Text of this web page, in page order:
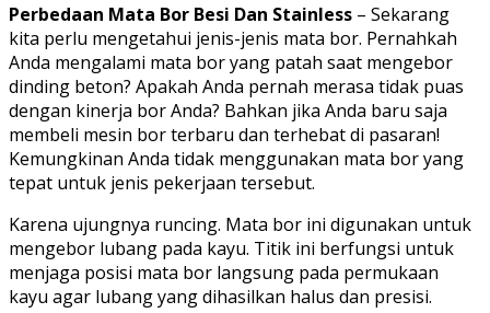
Perbedaan Mata Bor Besi Dan Stainless – Sekarang
kita perlu mengetahui jenis-jenis mata bor. Pernahkah
Anda mengalami mata bor yang patah saat mengebor
dinding beton? Apakah Anda pernah merasa tidak puas
dengan kinerja bor Anda? Bahkan jika Anda baru saja
membeli mesin bor terbaru dan terhebat di pasaran!
Kemungkinan Anda tidak menggunakan mata bor yang
tepat untuk jenis pekerjaan tersebut.
Karena ujungnya runcing. Mata bor ini digunakan untuk
mengebor lubang pada kayu. Titik ini berfungsi untuk
menjaga posisi mata bor langsung pada permukaan
kayu agar lubang yang dihasilkan halus dan presisi.